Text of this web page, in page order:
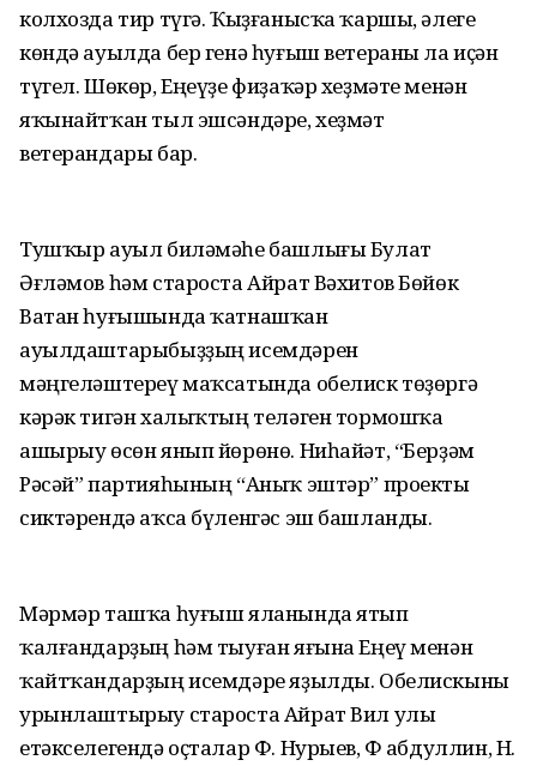
колхозда тир түгә. Ҡыҙғанысҡа ҡаршы, әлеге
көндә ауылда бер генә һуғыш ветераны ла иҫән
түгел. Шөкөр, Еңеүҙе фиҙаҡәр хеҙмәте менән
яҡынайтҡан тыл эшсәндәре, хеҙмәт
ветерандары бар.
Тушҡыр ауыл биләмәһе башлығы Булат
Әғләмов һәм староста Айрат Вәхитов Бөйөк
Ватан һуғышында ҡатнашҡан
ауылдаштарыбыҙҙың исемдәрен
мәңгеләштереү маҡсатында обелиск төҙөргә
кәрәк тигән халыҡтың теләген тормошҡа
ашырыу өсөн янып йөрөнө. Ниһайәт, “Берҙәм
Рәсәй” партияһының “Аныҡ эштәр” проекты
сиктәрендә аҡса бүленгәс эш башланды.
Мәрмәр ташҡа һуғыш яланында ятып
ҡалғандарҙың һәм тыуған яғына Еңеү менән
ҡайтҡандарҙың исемдәре яҙылды. Обелискыны
урынлаштырыу староста Айрат Вил улы
етәкселегендә оҫталар Ф. Нурыев, Ф Ғабдуллин, Н.